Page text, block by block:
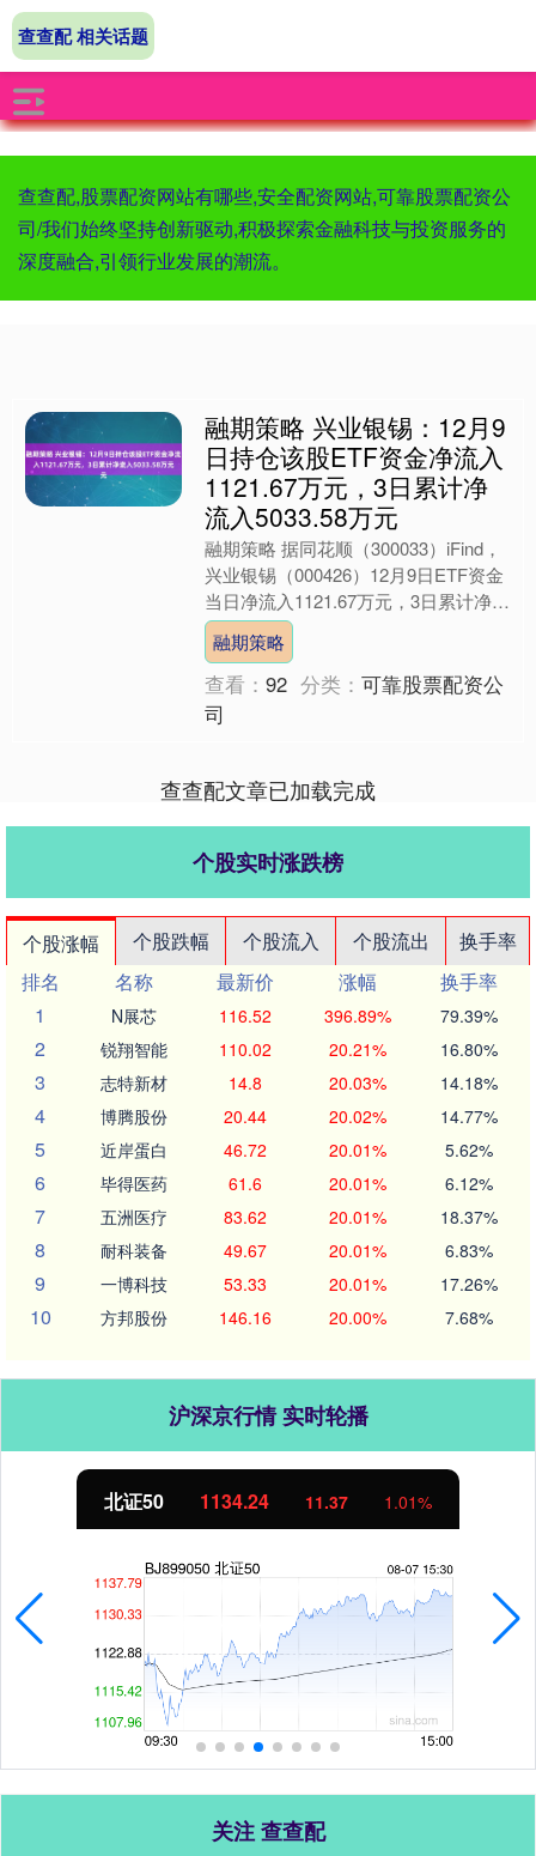
查查配,股票配资网站有哪些,安全配资网站,可靠股票配资公
司/我们始终坚持创新驱动,积极探索金融科技与投资服务的
深度融合,引领行业发展的潮流。
查查配 相关话题
融期策略 兴业银锡：12月9
日持仓该股ETF资金净流入
1121.67万元，3日累计净
流入5033.58万元
融期策略 据同花顺（300033）iFind，
兴业银锡（000426）12月9日ETF资金
当日净流入1121.67万元，3日累计净流
入5033.58万元，5日累....
融期策略
查看：92 分类：可靠股票配资公
司
查查配文章已加载完成
个股实时涨跌榜
个股涨幅 个股跌幅 个股流入 个股流出
换手率
排名
名称 最新价 涨幅
换手率
1
N展芯 116.52 396.89% 79.39%
2 锐翔智能 110.02 20.21% 16.80%
3 志特新材 14.8 20.03% 14.18%
4 博腾股份 20.44 20.02% 14.77%
5 近岸蛋白 46.72 20.01% 5.62%
6 毕得医药 61.6 20.01% 6.12%
7 五洲医疗 83.62 20.01% 18.37%
8 耐科装备 49.67 20.01% 6.83%
9 一博科技 53.33 20.01% 17.26%
10 方邦股份 146.16 20.00% 7.68%
沪深京行情 实时轮播
北证50 1134.24 11.37 1.01%
关注 查查配